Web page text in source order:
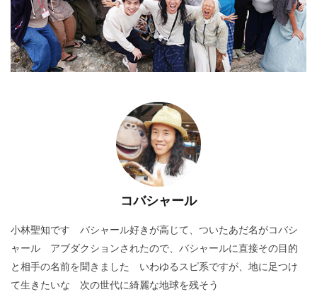
コバシャール
小林聖知です バシャール好きが高じて、ついたあだ名がコバシ
ャール アブダクションされたので、バシャールに直接その目的
と相手の名前を聞きました いわゆるスピ系ですが、地に足つけ
て生きたいな 次の世代に綺麗な地球を残そう